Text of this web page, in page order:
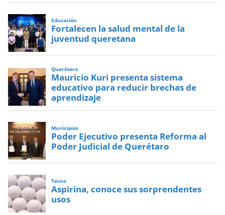
Educación
Fortalecen la salud mental de la
juventud queretana
Querétaro
Mauricio Kuri presenta sistema
educativo para reducir brechas de
aprendizaje
Municipios
Poder Ejecutivo presenta Reforma al
Poder Judicial de Querétaro
Tecno
Aspirina, conoce sus sorprendentes
usos